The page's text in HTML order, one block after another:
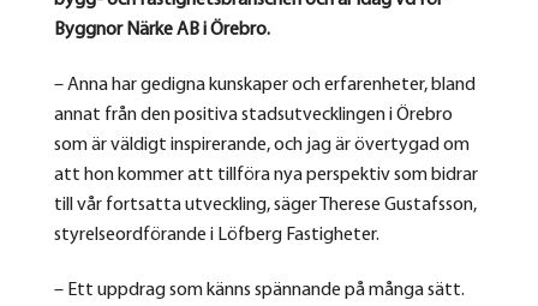
Byggnor Närke AB i Örebro.
– Anna har gedigna kunskaper och erfarenheter, bland
annat från den positiva stadsutvecklingen i Örebro
som är väldigt inspirerande, och jag är övertygad om
att hon kommer att tillföra nya perspektiv som bidrar
till vår fortsatta utveckling, säger Therese Gustafsson,
styrelseordförande i Löfberg Fastigheter.
– Ett uppdrag som känns spännande på många sätt.